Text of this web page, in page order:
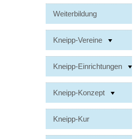
Weiterbildung
Kneipp-Vereine
Kneipp-Einrichtungen
Kneipp-Konzept
Kneipp-Kur